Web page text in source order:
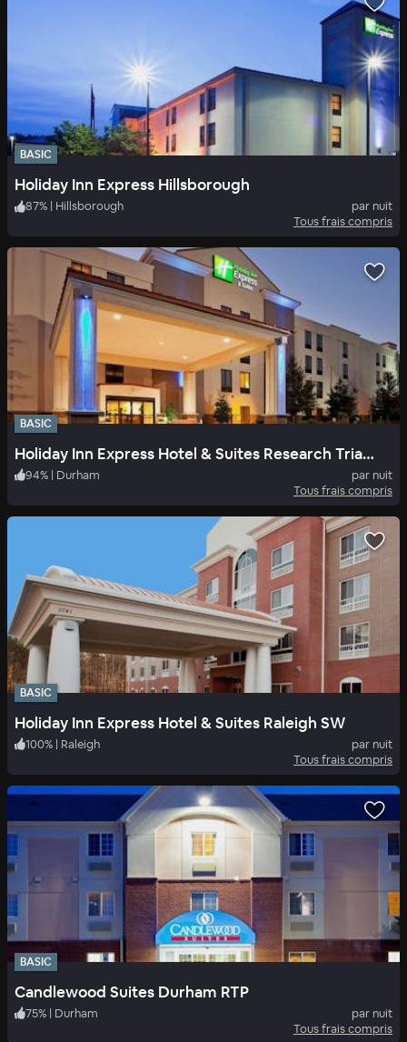
BASIC
Holiday Inn Express Hillsborough
87% | Hillsborough
par nuit
Tous frais compris
BASIC
Holiday Inn Express Hotel & Suites Research Triangle Park
94% | Durham
par nuit
Tous frais compris
BASIC
Holiday Inn Express Hotel & Suites Raleigh SW
100% | Raleigh
par nuit
Tous frais compris
BASIC
Candlewood Suites Durham RTP
75% | Durham
par nuit
Tous frais compris